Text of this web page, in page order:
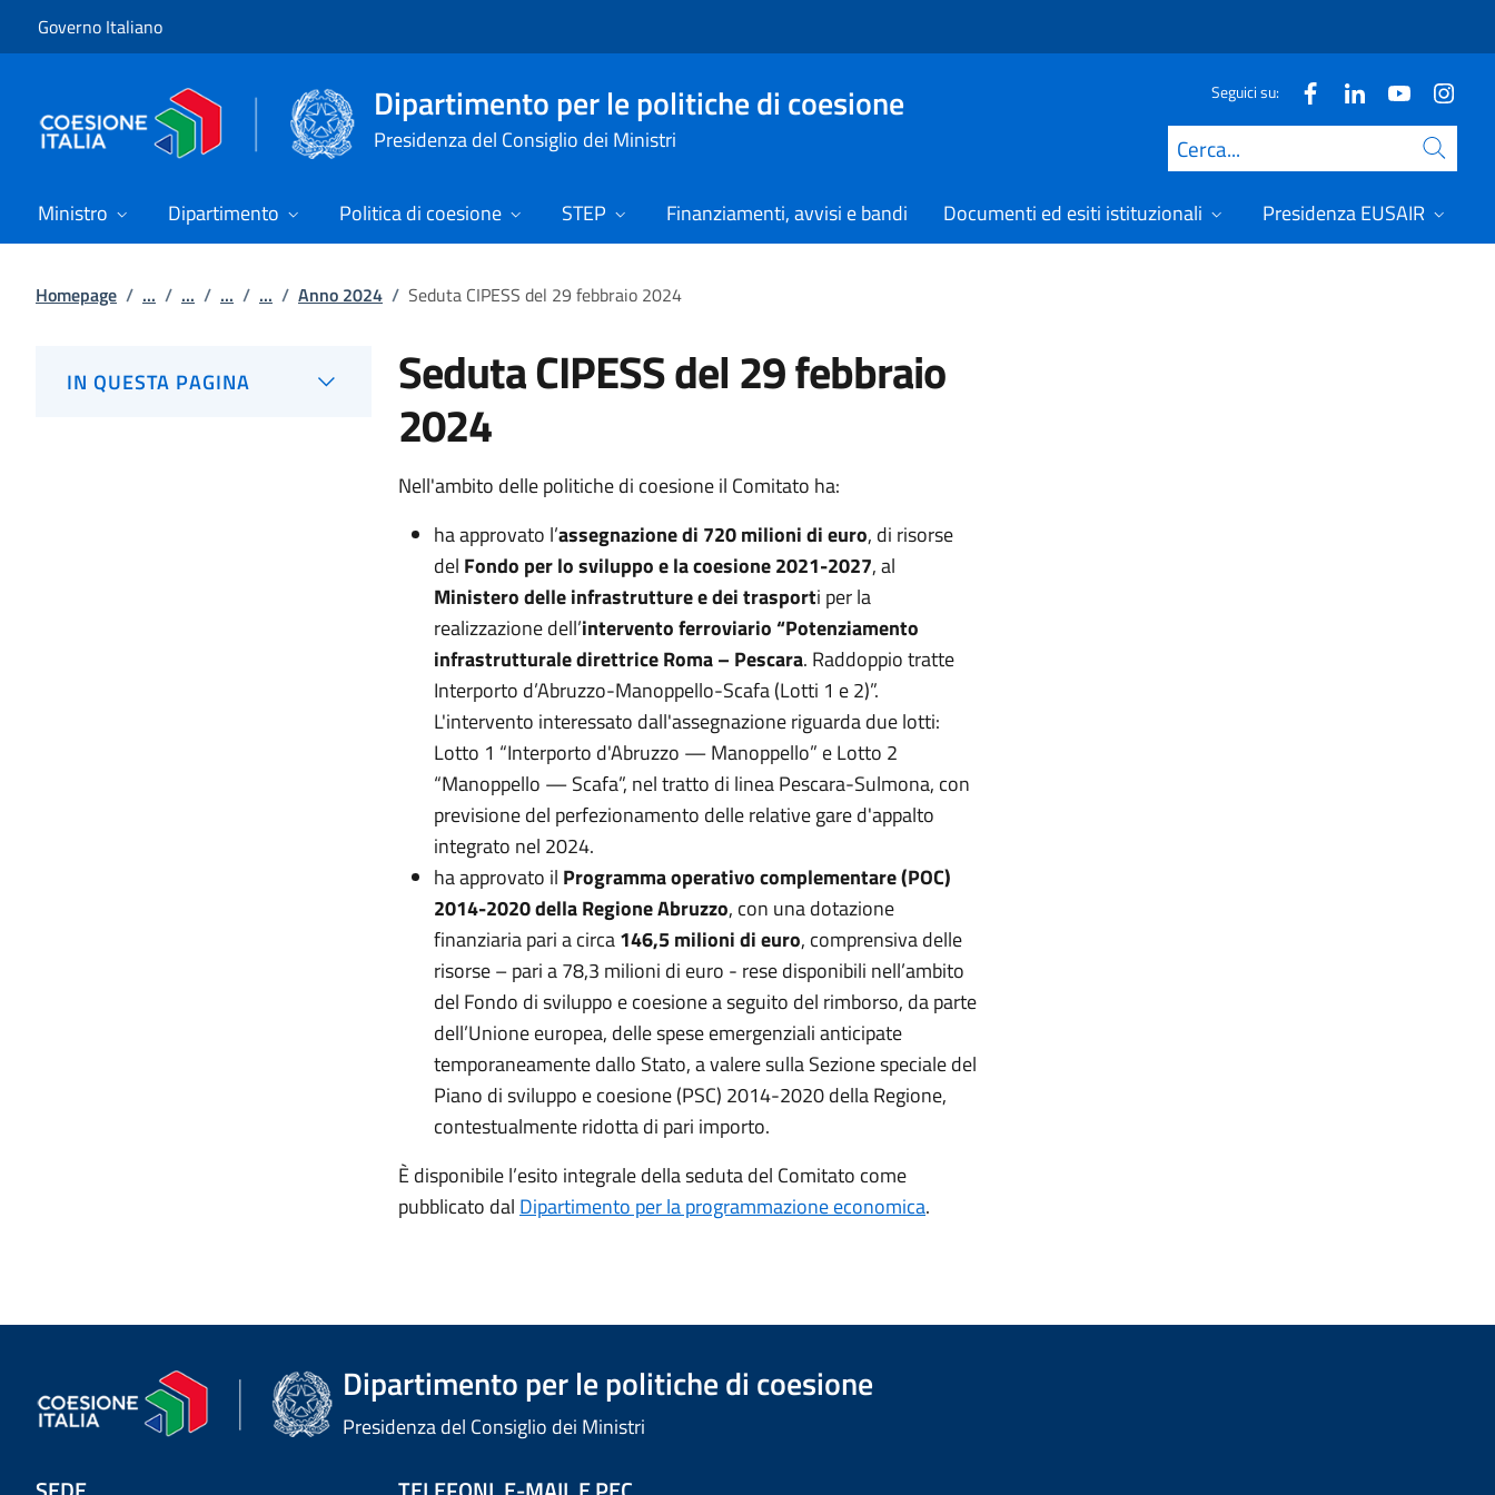
Governo Italiano
Dipartimento per le politiche di coesione
Presidenza del Consiglio dei Ministri
Seguici su:
Cerca
Ministro Dipartimento Politica di coesione STEP Finanziamenti, avvisi e bandi Documenti ed esiti istituzionali Presidenza EUSAIR
Homepage / ... / ... / ... / ... / Anno 2024 / Seduta CIPESS del 29 febbraio 2024
IN QUESTA PAGINA Seduta CIPESS del 29 febbraio
2024
Nell'ambito delle politiche di coesione il Comitato ha:
ha approvato l’assegnazione di 720 milioni di euro, di risorse
del Fondo per lo sviluppo e la coesione 2021-2027, al
Ministero delle infrastrutture e dei trasporti per la
realizzazione dell’intervento ferroviario “Potenziamento
infrastrutturale direttrice Roma – Pescara. Raddoppio tratte
Interporto d’Abruzzo-Manoppello-Scafa (Lotti 1 e 2)”.
L'intervento interessato dall'assegnazione riguarda due lotti:
Lotto 1 “Interporto d'Abruzzo — Manoppello” e Lotto 2
“Manoppello — Scafa”, nel tratto di linea Pescara-Sulmona, con
previsione del perfezionamento delle relative gare d'appalto
integrato nel 2024.
ha approvato il Programma operativo complementare (POC)
2014-2020 della Regione Abruzzo, con una dotazione
finanziaria pari a circa146,5 milioni di euro, comprensiva delle
risorse – pari a 78,3 milioni di euro - rese disponibili nell’ambito
del Fondo di sviluppo e coesione a seguito del rimborso, da parte
dell’Unione europea, delle spese emergenziali anticipate
temporaneamente dallo Stato, a valere sulla Sezione speciale del
Piano di sviluppo e coesione (PSC) 2014-2020 della Regione,
contestualmente ridotta di pari importo.
È disponibile l’esito integrale della seduta del Comitato come
pubblicato dal Dipartimento per la programmazione economica.
Dipartimento per le politiche di coesione
Presidenza del Consiglio dei Ministri